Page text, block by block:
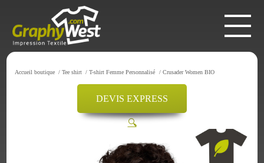
Accueil boutique / Tee shirt / T-shirt Femme Personnalisé / Crusader Women BIO
DEVIS EXPRESS
🔍